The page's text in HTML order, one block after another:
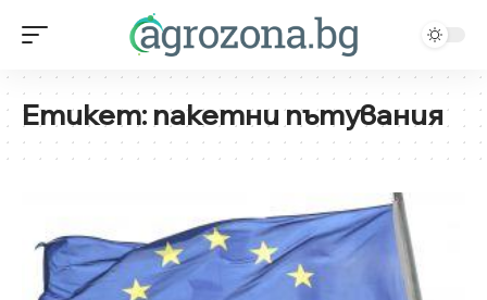
Етикет:пакетни пътувания